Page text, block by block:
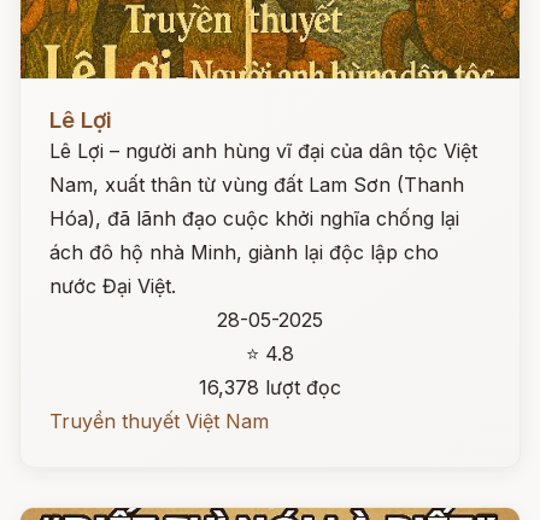
Lê Lợi
Lê Lợi – người anh hùng vĩ đại của dân tộc Việt
Nam, xuất thân từ vùng đất Lam Sơn (Thanh
Hóa), đã lãnh đạo cuộc khởi nghĩa chống lại
ách đô hộ nhà Minh, giành lại độc lập cho
nước Đại Việt.
28-05-2025
⭐ 4.8
16,378 lượt đọc
Truyền thuyết Việt Nam